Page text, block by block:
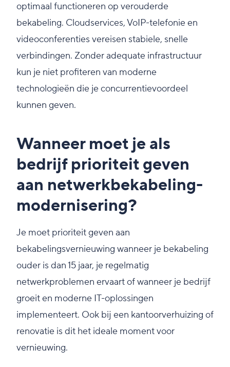
optimaal functioneren op verouderde
bekabeling. Cloudservices, VoIP-telefonie en
videoconferenties vereisen stabiele, snelle
verbindingen. Zonder adequate infrastructuur
kun je niet profiteren van moderne
technologieën die je concurrentievoordeel
kunnen geven.
Wanneer moet je als
bedrijf prioriteit geven
aan netwerkbekabeling-
modernisering?
Je moet prioriteit geven aan
bekabelingsvernieuwing wanneer je bekabeling
ouder is dan 15 jaar, je regelmatig
netwerkproblemen ervaart of wanneer je bedrijf
groeit en moderne IT-oplossingen
implementeert. Ook bij een kantoorverhuizing of
renovatie is dit het ideale moment voor
vernieuwing.